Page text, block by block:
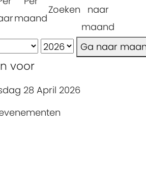
maand
Zoeken
naar
maand
Ga naar
voor
28 April 2026